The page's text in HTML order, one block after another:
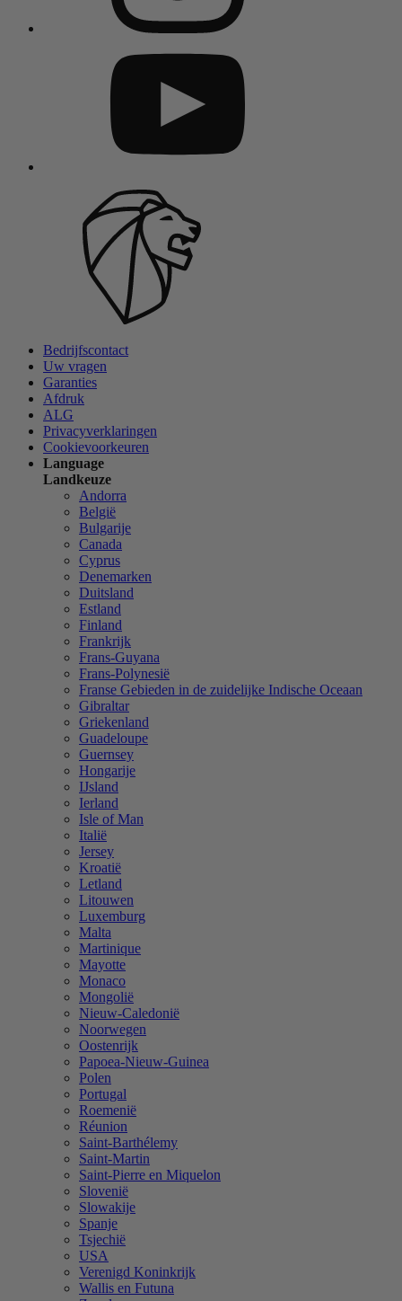
Bedrijfscontact
Uw vragen
Garanties
Afdruk
ALG
Privacyverklaringen
Cookievoorkeuren
Language
Landkeuze
Andorra
België
Bulgarije
Canada
Cyprus
Denemarken
Duitsland
Estland
Finland
Frankrijk
Frans-Guyana
Frans-Polynesië
Franse Gebieden in de zuidelijke Indische Oceaan
Gibraltar
Griekenland
Guadeloupe
Guernsey
Hongarije
IJsland
Ierland
Isle of Man
Italië
Jersey
Kroatië
Letland
Litouwen
Luxemburg
Malta
Martinique
Mayotte
Monaco
Mongolië
Nieuw-Caledonië
Noorwegen
Oostenrijk
Papoea-Nieuw-Guinea
Polen
Portugal
Roemenië
Réunion
Saint-Barthélemy
Saint-Martin
Saint-Pierre en Miquelon
Slovenië
Slowakije
Spanje
Tsjechië
USA
Verenigd Koninkrijk
Wallis en Futuna